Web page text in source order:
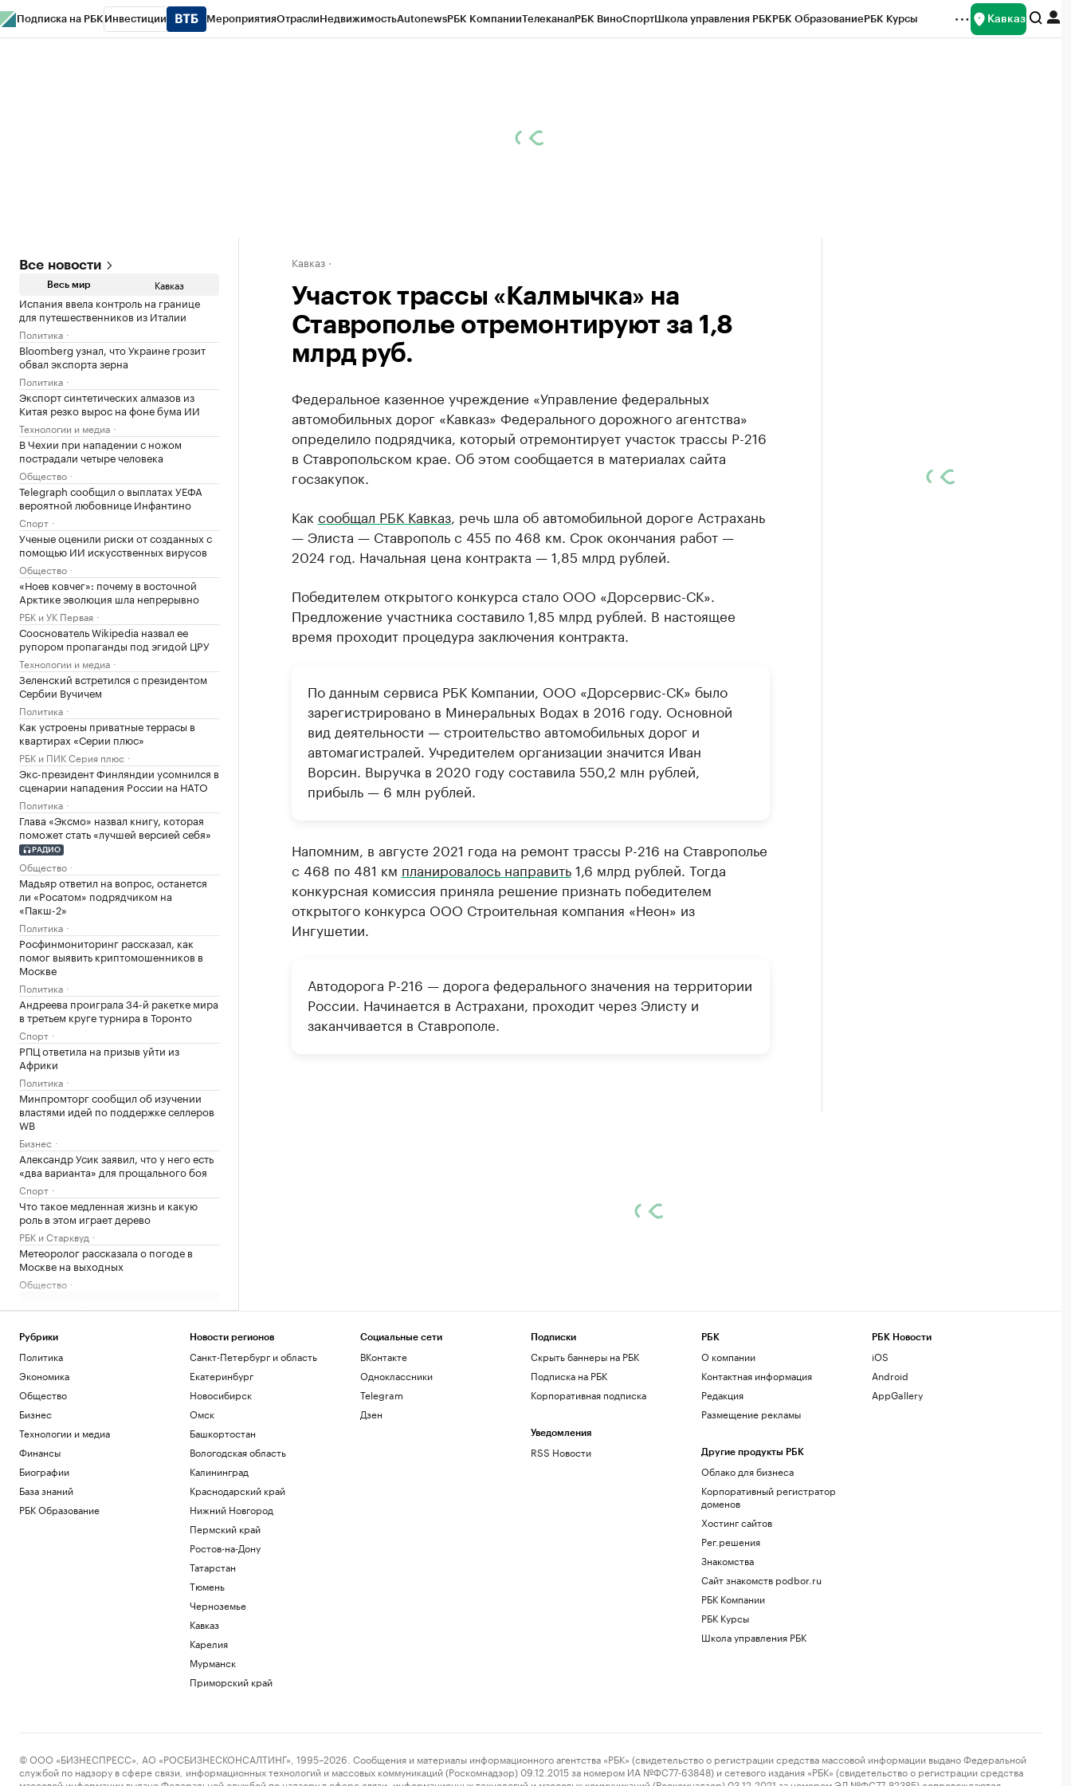
Подписка на РБК Инвестиции МероприятияОтраслиНедвижимостьAutonewsРБК КомпанииТелеканалРБК ВиноСпортШкола управления РБКРБК ОбразованиеРБК Курсы Кавказ
Все новости
Весь мир Кавказ
Испания ввела контроль на границе
для путешественников из Италии
Политика
Bloomberg узнал, что Украине грозит
обвал экспорта зерна
Политика
Экспорт синтетических алмазов из
Китая резко вырос на фоне бума ИИ
Технологии и медиа
В Чехии при нападении с ножом
пострадали четыре человека
Общество
Telegraph сообщил о выплатах УЕФА
вероятной любовнице Инфантино
Спорт
Ученые оценили риски от созданных с
помощью ИИ искусственных вирусов
Общество
«Ноев ковчег»: почему в восточной
Арктике эволюция шла непрерывно
РБК и УК Первая
Сооснователь Wikipedia назвал ее
рупором пропаганды под эгидой ЦРУ
Технологии и медиа
Зеленский встретился с президентом
Сербии Вучичем
Политика
Как устроены приватные террасы в
квартирах «Серии плюс»
РБК и ПИК Серия плюс
Экс-президент Финляндии усомнился в
сценарии нападения России на НАТО
Политика
Глава «Эксмо» назвал книгу, которая
поможет стать «лучшей версией себя»
РАДИО
Общество
Мадьяр ответил на вопрос, останется
ли «Росатом» подрядчиком на
«Пакш-2»
Политика
Росфинмониторинг рассказал, как
помог выявить криптомошенников в
Москве
Политика
Андреева проиграла 34-й ракетке мира
в третьем круге турнира в Торонто
Спорт
РПЦ ответила на призыв уйти из
Африки
Политика
Минпромторг сообщил об изучении
властями идей по поддержке селлеров
WB
Бизнес
Александр Усик заявил, что у него есть
«два варианта» для прощального боя
Спорт
Что такое медленная жизнь и какую
роль в этом играет дерево
РБК и Старквуд
Метеоролог рассказала о погоде в
Москве на выходных
Общество
Загрузить еще
Кавказ
Участок трассы «Калмычка» на
Ставрополье отремонтируют за 1,8
млрд руб.
Федеральное казенное учреждение «Управление федеральных
автомобильных дорог «Кавказ» Федерального дорожного агентства»
определило подрядчика, который отремонтирует участок трассы Р-216
в Ставропольском крае. Об этом сообщается в материалах сайта
госзакупок.
Как сообщал РБК Кавказ, речь шла об автомобильной дороге Астрахань
— Элиста — Ставрополь с 455 по 468 км. Срок окончания работ —
2024 год. Начальная цена контракта — 1,85 млрд рублей.
Победителем открытого конкурса стало ООО «Дорсервис-СК».
Предложение участника составило 1,85 млрд рублей. В настоящее
время проходит процедура заключения контракта.
По данным сервиса РБК Компании, ООО «Дорсервис-СК» было
зарегистрировано в Минеральных Водах в 2016 году. Основной
вид деятельности — строительство автомобильных дорог и
автомагистралей. Учредителем организации значится Иван
Ворсин. Выручка в 2020 году составила 550,2 млн рублей,
прибыль — 6 млн рублей.
Напомним, в августе 2021 года на ремонт трассы Р-216 на Ставрополье
с 468 по 481 км планировалось направить1,6 млрд рублей. Тогда
конкурсная комиссия приняла решение признать победителем
открытого конкурса ООО Строительная компания «Неон» из
Ингушетии.
Автодорога P-216 — дорога федерального значения на территории
России. Начинается в Астрахани, проходит через Элисту и
заканчивается в Ставрополе.
Рубрики
Политика
Экономика
Общество
Бизнес
Технологии и медиа
Финансы
Биографии
База знаний
РБК Образование
Новости регионов
Санкт-Петербург и область
Екатеринбург
Новосибирск
Омск
Башкортостан
Вологодская область
Калининград
Краснодарский край
Нижний Новгород
Пермский край
Ростов-на-Дону
Татарстан
Тюмень
Черноземье
Кавказ
Карелия
Мурманск
Приморский край
Социальные сети
ВКонтакте
Одноклассники
Telegram
Дзен
Подписки
Скрыть баннеры на РБК
Подписка на РБК
Корпоративная подписка
Уведомления
RSS Новости
РБК
О компании
Контактная информация
Редакция
Размещение рекламы
Другие продукты РБК
Облако для бизнеса
Корпоративный регистратор
доменов
Хостинг сайтов
Рег.решения
Знакомства
Сайт знакомств podbor.ru
РБК Компании
РБК Курсы
Школа управления РБК
РБК Новости
iOS
Android
AppGallery
© ООО «БИЗНЕСПРЕСС», АО «РОСБИЗНЕСКОНСАЛТИНГ», 1995–2026. Сообщения и материалы информационного агентства «РБК» (свидетельство о регистрации средства массовой информации выдано Федеральной
службой по надзору в сфере связи, информационных технологий и массовых коммуникаций (Роскомнадзор) 09.12.2015 за номером ИА №ФС77-63848) и сетевого издания «РБК» (свидетельство о регистрации средства